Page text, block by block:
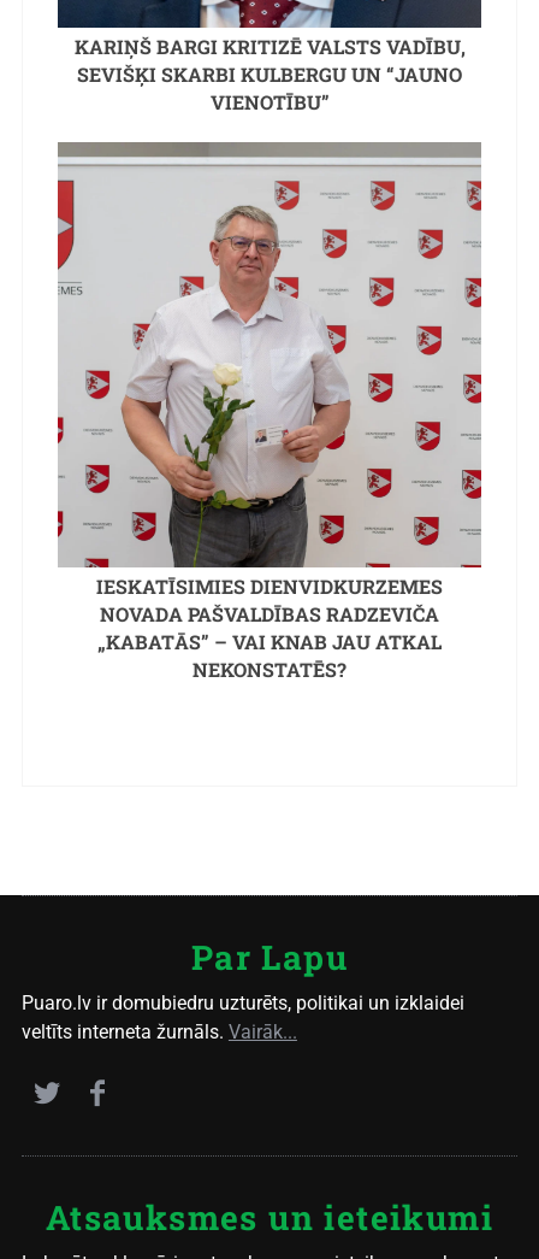
KARIŅŠ BARGI KRITIZĒ VALSTS VADĪBU,
SEVIŠĶI SKARBI KULBERGU UN “JAUNO
VIENOTĪBU”
IESKATĪSIMIES DIENVIDKURZEMES
NOVADA PAŠVALDĪBAS RADZEVIČA
„KABATĀS” – VAI KNAB JAU ATKAL
NEKONSTATĒS?
Par Lapu
Puaro.lv ir domubiedru uzturēts, politikai un izklaidei
veltīts interneta žurnāls. Vairāk...
Atsauksmes un ieteikumi